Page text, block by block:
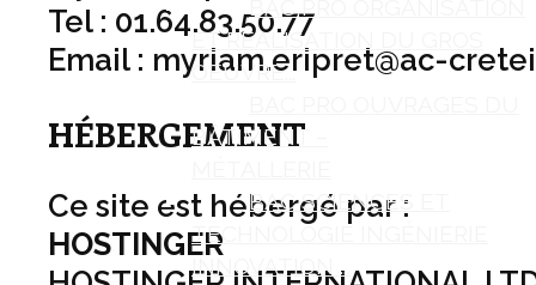
BAC PRO ORGANISATION
ET RÉALISATION DU GROS
OEUVRE...
BÂTIMENT –
BAC SCIENCES ET
TECHNOLOGIE INGÉNIERIE
INNOVATION ...
Tel : 01.64.83.50.77
Email : myriam.eripret@ac-
HÉBERGEMENT
Ce site est hébergé par :
HOSTINGER